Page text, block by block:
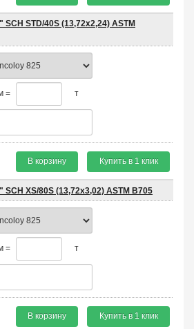
STD/40S (13,72х2,24) ASTM
= т
В корзину Купить в 1 клик
SCH XS/80S (13,72х3,02) ASTM B705
= т
В корзину Купить в 1 клик